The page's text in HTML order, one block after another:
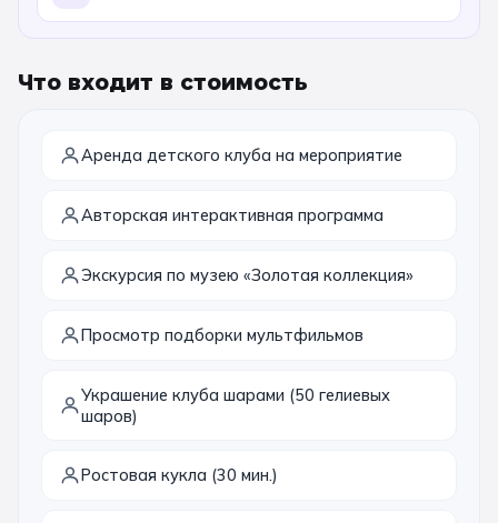
Все предметы Литература История
Дарвиновский музей Ещё 6
📍 ПО ГОРОДАМ
Санкт-Петербург
Что входит в стоимость
Аренда детского клуба на мероприятие
Авторская интерактивная программа
Экскурсия по музею «Золотая коллекция»
Просмотр подборки мультфильмов
Украшение клуба шарами (50 гелиевых
шаров)
Ростовая кукла (30 мин.)